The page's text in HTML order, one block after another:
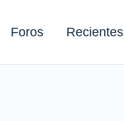
Foros Recientes